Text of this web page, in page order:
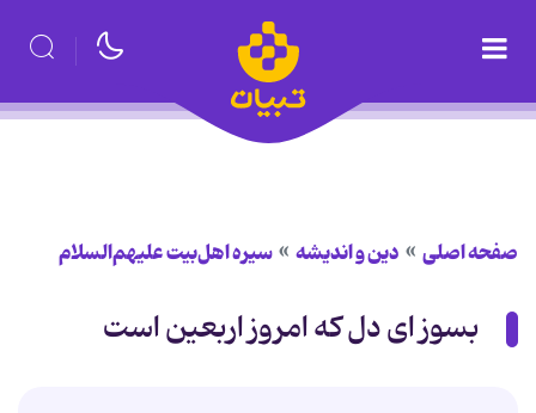
صفحه اصلی دین و اندیشه سیره اهل‌بیت علیهم‌السلام
بسوز ای دل که امروز اربعین است